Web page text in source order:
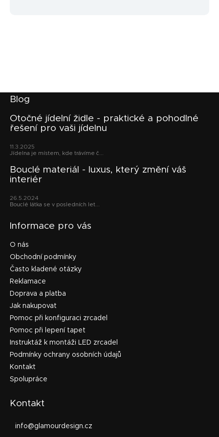
Blog
Otočné jídelní židle - praktické a pohodlné
řešení pro vaši jídelnu
11.3.2025
Jídelna je místem, kde trávíme č...
Bouclé materiál - luxus, který změní váš
interiér
26.5.2024
Bouclé látka se v posledních let...
Informace pro vás
O nás
Obchodní podmínky
Často kladené otázky
Reklamace
Doprava a platba
Jak nakupovat
Pomoc při konfiguraci zrcadel
Pomoc při lepení tapet
Instruktáž k montáži LED zrcadel
Podmínky ochrany osobních údajů
Kontakt
Spolupráce
Kontakt
info@glamourdesign.cz